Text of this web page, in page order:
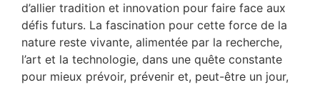
d’allier tradition et innovation pour faire face aux
défis futurs. La fascination pour cette force de la
nature reste vivante, alimentée par la recherche,
l’art et la technologie, dans une quête constante
pour mieux prévoir, prévenir et, peut-être un jour,